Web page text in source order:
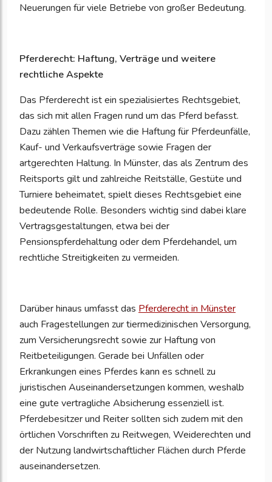
Neuerungen für viele Betriebe von großer Bedeutung.
Pferderecht: Haftung, Verträge und weitere
rechtliche Aspekte
Das Pferderecht ist ein spezialisiertes Rechtsgebiet,
das sich mit allen Fragen rund um das Pferd befasst.
Dazu zählen Themen wie die Haftung für Pferdeunfälle,
Kauf- und Verkaufsverträge sowie Fragen der
artgerechten Haltung. In Münster, das als Zentrum des
Reitsports gilt und zahlreiche Reitställe, Gestüte und
Turniere beheimatet, spielt dieses Rechtsgebiet eine
bedeutende Rolle. Besonders wichtig sind dabei klare
Vertragsgestaltungen, etwa bei der
Pensionspferdehaltung oder dem Pferdehandel, um
rechtliche Streitigkeiten zu vermeiden.
Darüber hinaus umfasst das Pferderecht in Münster
auch Fragestellungen zur tiermedizinischen Versorgung,
zum Versicherungsrecht sowie zur Haftung von
Reitbeteiligungen. Gerade bei Unfällen oder
Erkrankungen eines Pferdes kann es schnell zu
juristischen Auseinandersetzungen kommen, weshalb
eine gute vertragliche Absicherung essenziell ist.
Pferdebesitzer und Reiter sollten sich zudem mit den
örtlichen Vorschriften zu Reitwegen, Weiderechten und
der Nutzung landwirtschaftlicher Flächen durch Pferde
auseinandersetzen.